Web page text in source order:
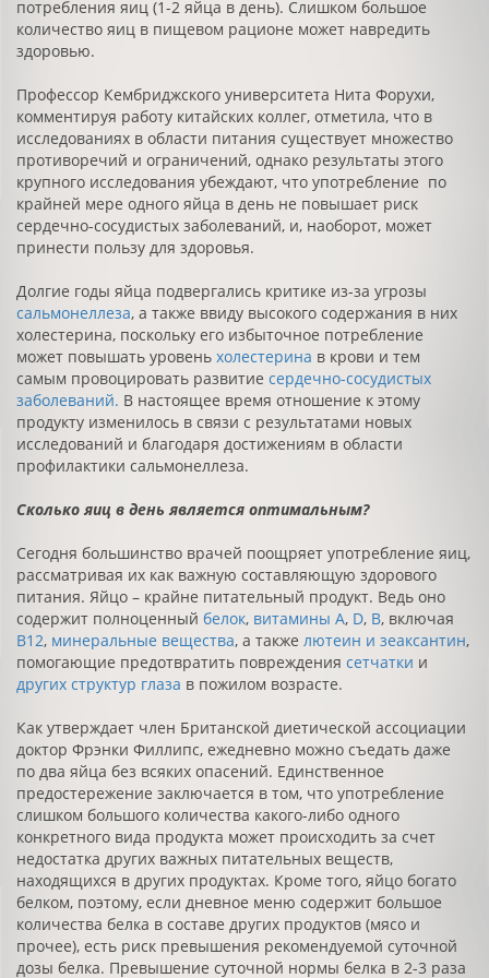
потребления яиц (1-2 яйца в день). Слишком большое
количество яиц в пищевом рационе может навредить
здоровью.
Профессор Кембриджского университета Нита Форухи,
комментируя работу китайских коллег, отметила, что в
исследованиях в области питания существует множество
противоречий и ограничений, однако результаты этого
крупного исследования убеждают, что употребление по
крайней мере одного яйца в день не повышает риск
сердечно-сосудистых заболеваний, и, наоборот, может
принести пользу для здоровья.
Долгие годы яйца подвергались критике из-за угрозы
сальмонеллеза, а также ввиду высокого содержания в них
холестерина, поскольку его избыточное потребление
может повышать уровень холестерина в крови и тем
самым провоцировать развитие сердечно-сосудистых
заболеваний. В настоящее время отношение к этому
продукту изменилось в связи с результатами новых
исследований и благодаря достижениям в области
профилактики сальмонеллеза.
Сколько яиц в день является оптимальным?
Сегодня большинство врачей поощряет употребление яиц,
рассматривая их как важную составляющую здорового
питания. Яйцо – крайне питательный продукт. Ведь оно
содержит полноценный белок, витамины A, D, B, включая
B12, минеральные вещества, а также лютеин и зеаксантин,
помогающие предотвратить повреждения сетчатки и
других структур глаза в пожилом возрасте.
Как утверждает член Британской диетической ассоциации
доктор Фрэнки Филлипс, ежедневно можно съедать даже
по два яйца без всяких опасений. Единственное
предостережение заключается в том, что употребление
слишком большого количества какого-либо одного
конкретного вида продукта может происходить за счет
недостатка других важных питательных веществ,
находящихся в других продуктах. Кроме того, яйцо богато
белком, поэтому, если дневное меню содержит большое
количества белка в составе других продуктов (мясо и
прочее), есть риск превышения рекомендуемой суточной
дозы белка. Превышение суточной нормы белка в 2-3 раза